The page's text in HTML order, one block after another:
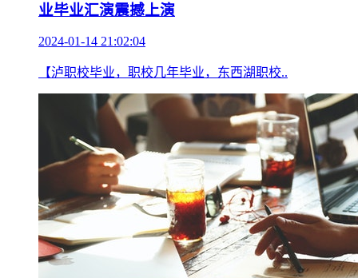
业毕业汇演震撼上演
2024-01-14 21:02:04
【泸职校毕业，职校几年毕业，东西湖职校..